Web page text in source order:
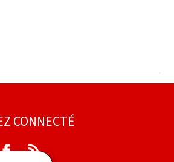
CONNECTÉ
Facebook
RSS